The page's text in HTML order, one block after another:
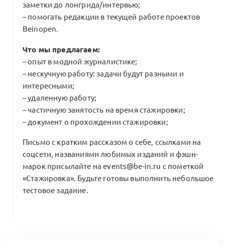
заметки до лонгрида/интервью;
– помогать редакции в текущей работе проектов
Beinopen.
Что мы предлагаем:
– опыт в модной журналистике;
– нескучную работу: задачи будут разными и
интересными;
– удаленную работу;
– частичную занятость на время стажировки;
– документ о прохождении стажировки;
Письмо с кратким рассказом о себе, ссылками на
соцсети, названиями любимых изданий и фэшн-
марок присылайте на events@be-in.ru с пометкой
«Стажировка». Будьте готовы выполнить небольшое
тестовое задание.